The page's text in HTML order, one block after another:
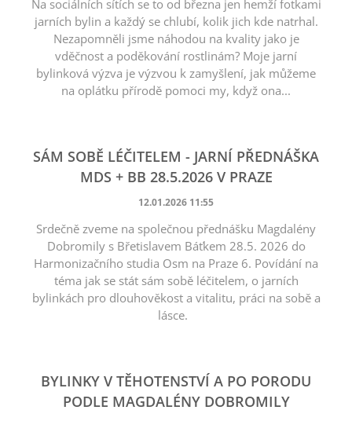
Na sociálních sítích se to od března jen hemží fotkami
jarních bylin a každý se chlubí, kolik jich kde natrhal.
Nezapomněli jsme náhodou na kvality jako je
vděčnost a poděkování rostlinám? Moje jarní
bylinková výzva je výzvou k zamyšlení, jak můžeme
na oplátku přírodě pomoci my, když ona...
SÁM SOBĚ LÉČITELEM - JARNÍ PŘEDNÁŠKA
MDS + BB 28.5.2026 V PRAZE
12.01.2026 11:55
Srdečně zveme na společnou přednášku Magdalény
Dobromily s Břetislavem Báťkem 28.5. 2026 do
Harmonizačního studia Osm na Praze 6. Povídání na
téma jak se stát sám sobě léčitelem, o jarních
bylinkách pro dlouhověkost a vitalitu, práci na sobě a
lásce.
BYLINKY V TĚHOTENSTVÍ A PO PORODU
PODLE MAGDALÉNY DOBROMILY